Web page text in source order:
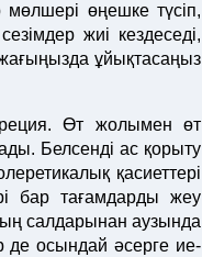
мөлшері өңешке түсіп,
жиі кездеседі,
жағыңызда ұйықтасаңыз
Өт жолымен өт
Белсенді ас қорыту
қасиеттері
бар тағамдарды жеу
салдарынан аузында
де осындай әсерге ие-